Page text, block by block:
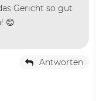
Gericht so gut
😊
Antworten